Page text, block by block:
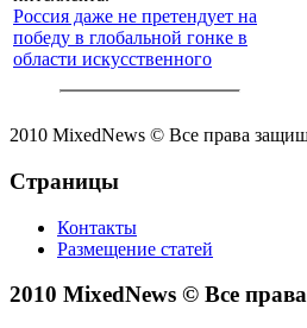
Россия даже не претендует на
победу в глобальной гонке в
области искусственного
2010 MixedNews © Все права
Страницы
Контакты
Размещение статей
2010 MixedNews © Все